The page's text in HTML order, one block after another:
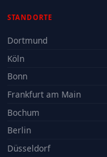
STANDORTE
Dortmund
Köln
Bonn
Frankfurt am Main
Bochum
Berlin
Düsseldorf